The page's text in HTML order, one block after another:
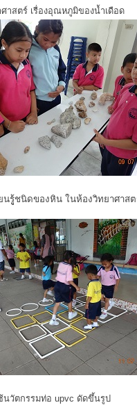
าสตร์ เรื่องอุณหภูมิของน้ำเดือด
นรูู้ชนิดของหิน ในห้องวิทยาศาส
นวัตกรรมท่อ upvc ดัดขึ้นรูป